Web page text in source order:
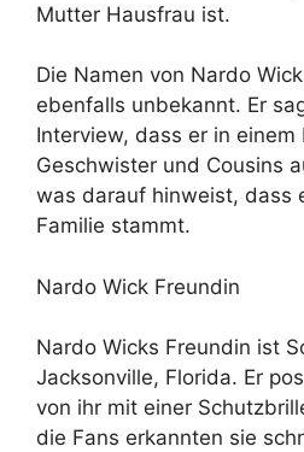
Mutter Hausfrau ist.
Die Namen von Nardo
ebenfalls unbekannt. Er
Interview, dass er in einem
Geschwister und Cousins
was darauf hinweist, dass
Familie stammt.
Nardo Wick Freundin
Nardo Wicks Freundin ist
Jacksonville, Florida. Er
von ihr mit einer
die Fans erkannten sie